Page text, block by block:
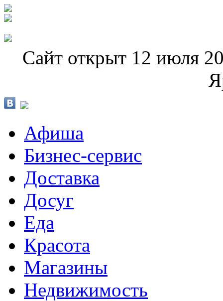
Сайт открыт 12 июля
Афиша
Бизнес-сервис
Доставка
Досуг
Еда
Красота
Магазины
Недвижимость